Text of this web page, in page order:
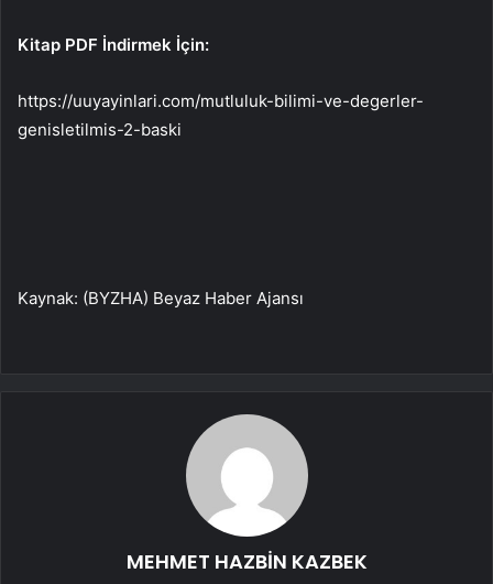
Kitap PDF İndirmek İçin:
https://uuyayinlari.com/mutluluk-bilimi-ve-degerler-
genisletilmis-2-baski
Kaynak: (BYZHA) Beyaz Haber Ajansı
MEHMET HAZBİN KAZBEK